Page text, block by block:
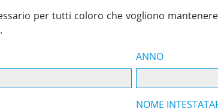
per tutti coloro che vogliono
ANNO
NOME